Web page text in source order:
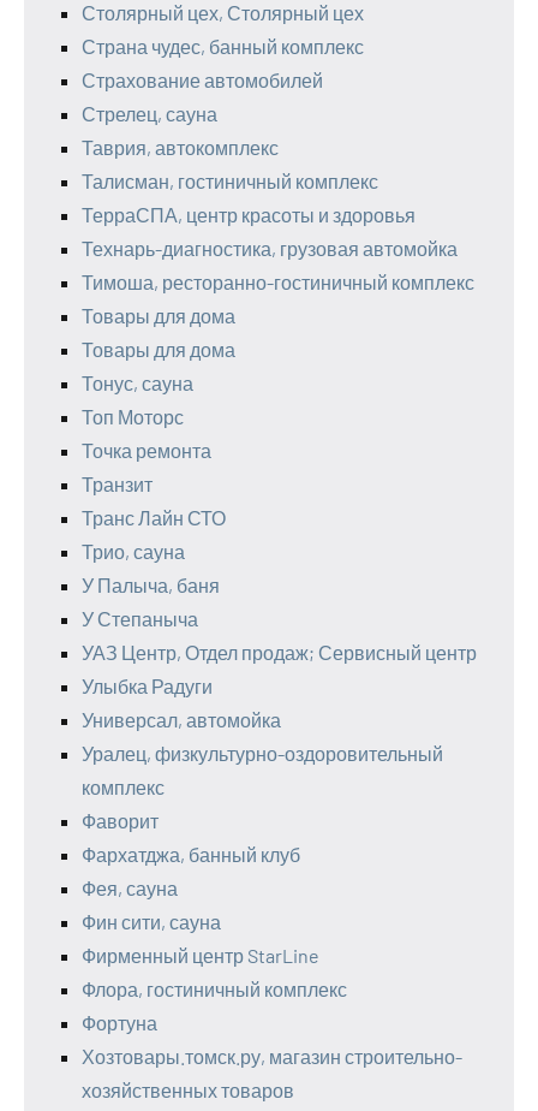
Столярный цех, Столярный цех
Страна чудес, банный комплекс
Страхование автомобилей
Стрелец, сауна
Таврия, автокомплекс
Талисман, гостиничный комплекс
ТерраСПА, центр красоты и здоровья
Технарь-диагностика, грузовая автомойка
Тимоша, ресторанно-гостиничный комплекс
Товары для дома
Товары для дома
Тонус, сауна
Топ Моторс
Точка ремонта
Транзит
Транс Лайн СТО
Трио, сауна
У Палыча, баня
У Степаныча
УАЗ Центр, Отдел продаж; Сервисный центр
Улыбка Радуги
Универсал, автомойка
Уралец, физкультурно-оздоровительный
комплекс
Фаворит
Фархатджа, банный клуб
Фея, сауна
Фин сити, сауна
Фирменный центр StarLine
Флора, гостиничный комплекс
Фортуна
Хозтовары.томск.ру, магазин строительно-
хозяйственных товаров